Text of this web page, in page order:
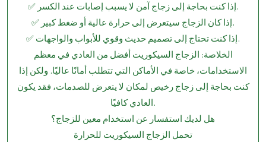
✅ إذا كنت بحاجة إلى زجاج آمن لا يسبب إصابات عند الكسر.
✅ إذا كان الزجاج سيتعرض إلى حرارة عالية أو ضغط كبير.
✅ إذا كنت تحتاج إلى تصميم حديث وقوي للأبواب والواجهات.
الخلاصة: الزجاج السيكوريت أفضل من العادي في معظم
الاستخدامات، خاصة في الأماكن التي تتطلب أمانًا عاليًا. ولكن إذا
كنت بحاجة إلى زجاج رخيص لمكان لا يتعرض للصدمات، فقد يكون
العادي كافيًا.
هل لديك استفسار عن استخدام معين للزجاج؟
تحمل الزجاج السيكوريت للحرارة